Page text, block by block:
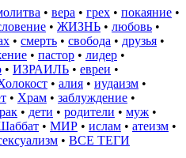
• вера • грех • покаяние •
• ЖИЗНЬ • любовь •
• смерть • свобода • друзья •
• пастор • лидер •
• ИЗРАИЛЬ • евреи •
• алия • иудаизм •
• Храм • заблуждение •
• дети • родители • муж •
• МИР • ислам • атеизм •
• ВСЕ ТЕГИ